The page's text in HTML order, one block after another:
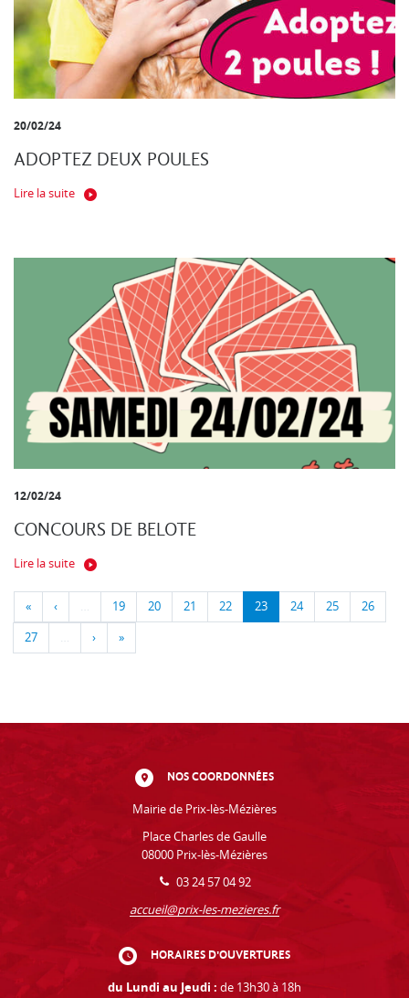
20/02/24
ADOPTEZ DEUX POULES
Lire la suite
12/02/24
CONCOURS DE BELOTE
Lire la suite
« ‹ … 19 20 21 22 23 24 25 26
27 … › »
NOS COORDONNÉES
Mairie de Prix-lès-Mézières
Place Charles de Gaulle
08000 Prix-lès-Mézières
03 24 57 04 92
accueil@prix-les-mezieres.fr
HORAIRES D'OUVERTURES
du Lundi au Jeudi : de 13h30 à 18h